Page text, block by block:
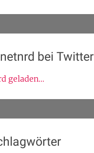
bei Twitter
geladen...